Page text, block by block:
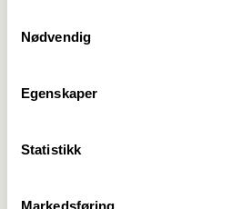
Nødvendig
Egenskaper
Statistikk
Markedsføring
Hustvedt, rådgjevar i
– Bruk fagskulen!
at kommunar og sjukehus